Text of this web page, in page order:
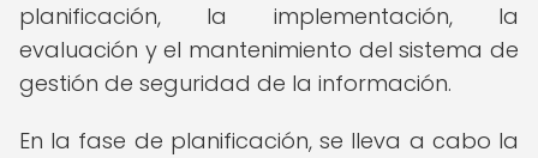
planificación, la implementación, la
evaluación y el mantenimiento del sistema de
gestión de seguridad de la información.
En la fase de planificación, se lleva a cabo la